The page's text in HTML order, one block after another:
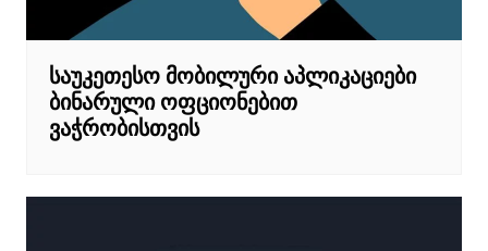
საუკეთესო მობილური აპლიკაციები
ბინარული ოფციონებით
ვაჭრობისთვის